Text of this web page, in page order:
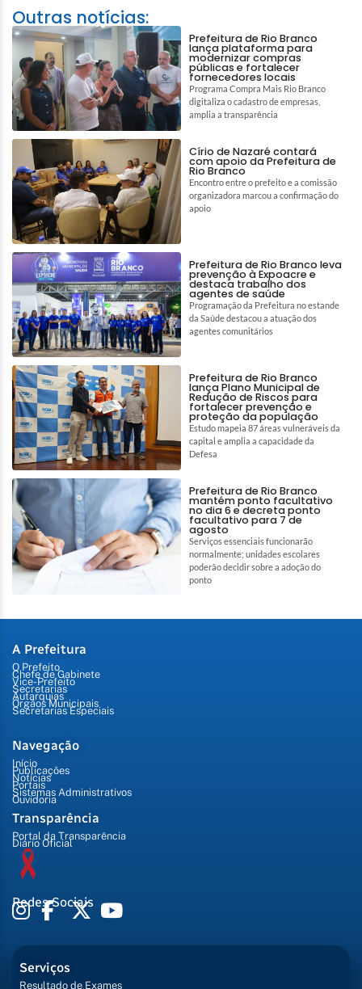
Outras notícias:
Prefeitura de Rio Branco
lança plataforma para
modernizar compras
públicas e fortalecer
fornecedores locais
Programa Compra Mais Rio Branco
digitaliza o cadastro de empresas,
amplia a transparência
Círio de Nazaré contará
com apoio da Prefeitura de
Rio Branco
Encontro entre o prefeito e a comissão
organizadora marcou a confirmação do
apoio
Prefeitura de Rio Branco leva
prevenção à Expoacre e
destaca trabalho dos
agentes de saúde
Programação da Prefeitura no estande
da Saúde destacou a atuação dos
agentes comunitários
Prefeitura de Rio Branco
lança Plano Municipal de
Redução de Riscos para
fortalecer prevenção e
proteção da população
Estudo mapeia 87 áreas vulneráveis da
capital e amplia a capacidade da
Defesa
Prefeitura de Rio Branco
mantém ponto facultativo
no dia 6 e decreta ponto
facultativo para 7 de
agosto
Serviços essenciais funcionarão
normalmente; unidades escolares
poderão decidir sobre a adoção do
ponto
A Prefeitura
O Prefeito
Chefe de Gabinete
Vice-Prefeito
Secretarias
Autarquias
Órgãos Municipais
Secretarias Especiais
Navegação
Início
Publicações
Notícias
Portais
Sistemas Administrativos
Ouvidoria
Transparência
Portal da Transparência
Diário Oficial
Redes Sociais
Serviços
Resultado de Exames